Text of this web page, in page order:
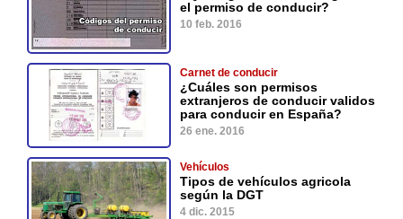
el permiso de conducir?
10 feb. 2016
Carnet de conducir
¿Cuáles son permisos
extranjeros de conducir validos
para conducir en España?
26 ene. 2016
Vehículos
Tipos de vehículos agricola
según la DGT
4 dic. 2015